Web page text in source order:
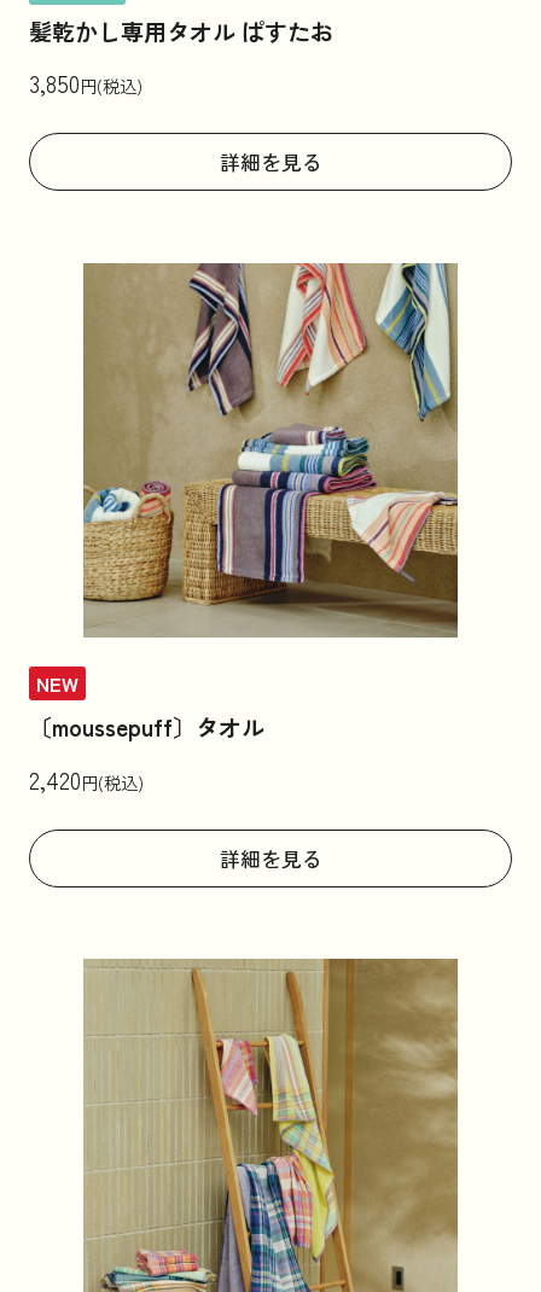
髪乾かし専用タオル ぱすたお
3,850円(税込)
詳細を見る
NEW
〔moussepuff〕タオル
2,420円(税込)
詳細を見る